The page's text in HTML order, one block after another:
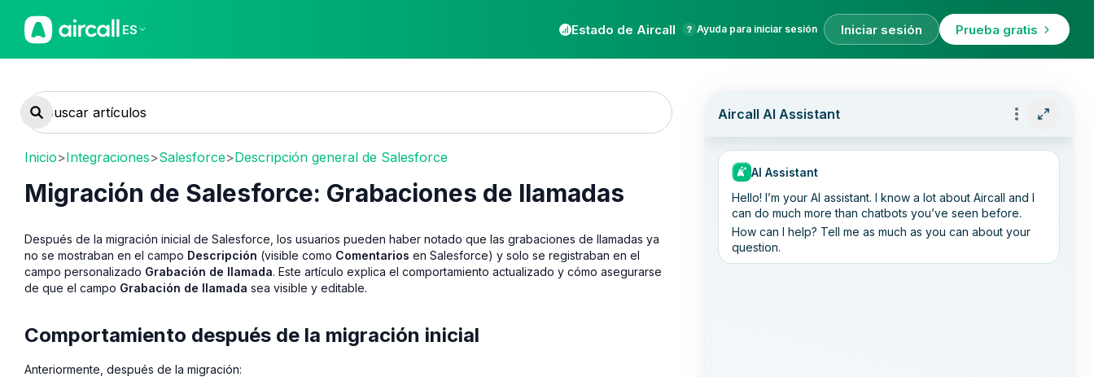
ES Estado de Aircall Ayuda para iniciar sesión Iniciar sesión Prueba gratis
Inicio>Integraciones>Salesforce>Descripción general de Salesforce
Migración de Salesforce: Grabaciones de llamadas
Después de la migración inicial de Salesforce, los usuarios pueden haber notado que las grabaciones de llamadas ya
no se mostraban en el campo Descripción (visible como Comentarios en Salesforce) y solo se registraban en el
campo personalizado Grabación de llamada. Este artículo explica el comportamiento actualizado y cómo asegurarse
de que el campo Grabación de llamada sea visible y editable.
Comportamiento después de la migración inicial
Anteriormente, después de la migración: